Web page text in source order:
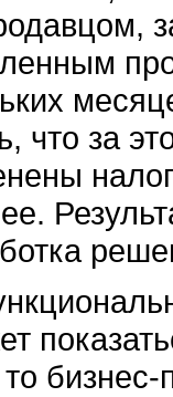
что за